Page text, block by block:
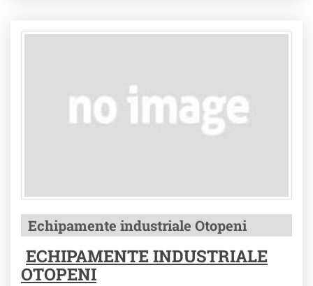
Echipamente industriale Otopeni
ECHIPAMENTE INDUSTRIALE
OTOPENI